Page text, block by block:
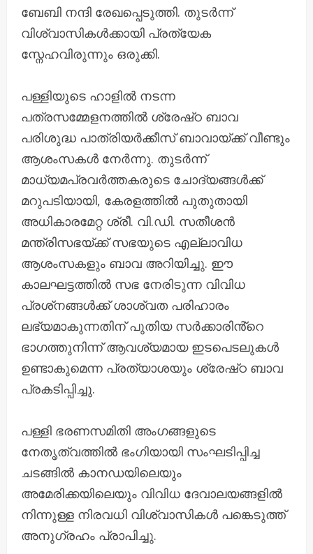
ബേബി നന്ദി രേഖപ്പെടുത്തി. തുടർന്ന്
വിശ്വാസികൾക്കായി പ്രത്യേക
സ്നേഹവിരുന്നും ഒരുക്കി.
പള്ളിയുടെ ഹാളിൽ നടന്ന
പത്രസമ്മേളനത്തിൽ ശ്രേഷ്‌ഠ ബാവ
പരിശുദ്ധ പാത്രിയർക്കീസ് ബാവായ്ക്ക് വീണ്ടും
ആശംസകൾ നേർന്നു. തുടർന്ന്
മാധ്യമപ്രവർത്തകരുടെ ചോദ്യങ്ങൾക്ക്
മറുപടിയായി, കേരളത്തിൽ പുതുതായി
അധികാരമേറ്റ ശ്രീ. വി.ഡി. സതീശൻ
മന്ത്രിസഭയ്ക്ക് സഭയുടെ എല്ലാവിധ
ആശംസകളും ബാവ അറിയിച്ചു. ഈ
കാലഘട്ടത്തിൽ സഭ നേരിടുന്ന വിവിധ
പ്രശ്‌നങ്ങൾക്ക് ശാശ്വത പരിഹാരം
ലഭ്യമാകുന്നതിന് പുതിയ സർക്കാരിൻ്റെ
ഭാഗത്തുനിന്ന് ആവശ്യമായ ഇടപെടലുകൾ
ഉണ്ടാകുമെന്ന പ്രത്യാശയും ശ്രേഷ്‌ഠ ബാവ
പ്രകടിപ്പിച്ചു.
​പള്ളി ഭരണസമിതി അംഗങ്ങളുടെ
നേതൃത്വത്തിൽ ഭംഗിയായി സംഘടിപ്പിച്ച
ചടങ്ങിൽ കാനഡയിലെയും
അമേരിക്കയിലെയും വിവിധ ദേവാലയങ്ങളിൽ
നിന്നുള്ള നിരവധി വിശ്വാസികൾ പങ്കെടുത്ത്
അനുഗ്രഹം പ്രാപിച്ചു.